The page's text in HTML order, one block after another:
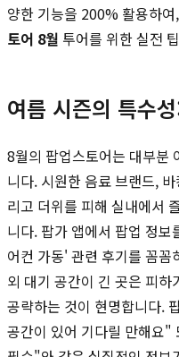
양한 기능을 200% 활용하
토어 8월 투어를 위한 실전
여름 시즌의 특수
8월의 팝업스토어는 대부분
니다. 시원한 음료 브랜드,
리고 더위를 피해 실내에서
니다. 팝가 앱에서 팝업 정
어컨 가동' 관련 후기를 꼼
외 대기 공간이 긴 곳은 피
공략하는 것이 현명합니다.
공간이 있어 기다릴 만해요"